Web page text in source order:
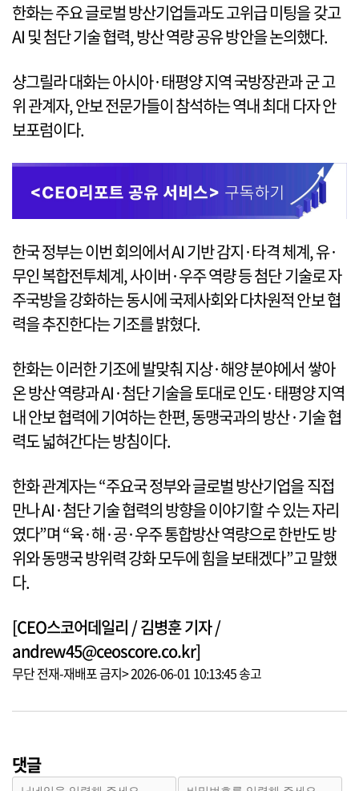
한화는 주요 글로벌 방산기업들과도 고위급 미팅을 갖고
AI 및 첨단 기술 협력, 방산 역량 공유 방안을 논의했다.
샹그릴라 대화는 아시아·태평양 지역 국방장관과 군 고
위 관계자, 안보 전문가들이 참석하는 역내 최대 다자 안
보포럼이다.
한국 정부는 이번 회의에서 AI 기반 감지·타격 체계, 유·
무인 복합전투체계, 사이버·우주 역량 등 첨단 기술로 자
주국방을 강화하는 동시에 국제사회와 다차원적 안보 협
력을 추진한다는 기조를 밝혔다.
한화는 이러한 기조에 발맞춰 지상·해양 분야에서 쌓아
온 방산 역량과 AI·첨단 기술을 토대로 인도·태평양 지역
내 안보 협력에 기여하는 한편, 동맹국과의 방산·기술 협
력도 넓혀간다는 방침이다.
한화 관계자는 “주요국 정부와 글로벌 방산기업을 직접
만나 AI·첨단 기술 협력의 방향을 이야기할 수 있는 자리
였다”며 “육·해·공·우주 통합방산 역량으로 한반도 방
위와 동맹국 방위력 강화 모두에 힘을 보태겠다”고 말했
다.
[CEO스코어데일리 / 김병훈 기자 /
andrew45@ceoscore.co.kr]
무단 전재-재배포 금지> 2026-06-01 10:13:45 송고
댓글